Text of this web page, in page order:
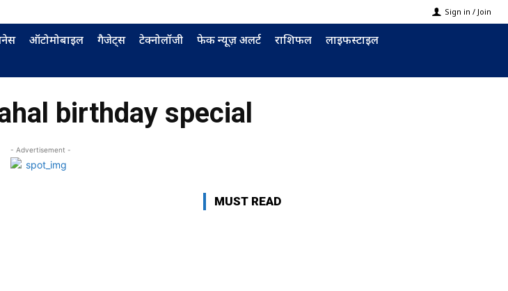
Sign in / Join
ऑटोमोबाइल गैजेट्स टेक्नोलॉजी फेक न्यूज़ अलर्ट राशिफल लाइफस्टाइल
birthday special
- Advertisement -
MUST READ